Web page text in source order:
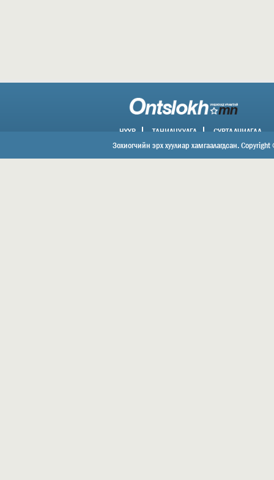
НҮҮР ТАНИЛЦУУЛГА СУРТАЛЧИЛГАА
ХОЛБОО БАРИХ
Зохиогчийн эрх хуулиар хамгаалагдсан.